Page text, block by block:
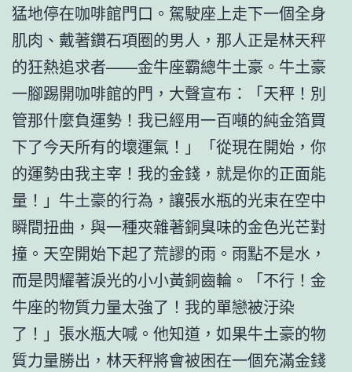
猛地停在咖啡館門口。駕駛座上走下一個全身
肌肉、戴著鑽石項圈的男人，那人正是林天秤
的狂熱追求者——金牛座霸總牛土豪。牛土豪
一腳踢開咖啡館的門，大聲宣布：「天秤！別
管那什麼負運勢！我已經用一百噸的純金箔買
下了今天所有的壞運氣！」「從現在開始，你
的運勢由我主宰！我的金錢，就是你的正面能
量！」牛土豪的行為，讓張水瓶的光束在空中
瞬間扭曲，與一種夾雜著銅臭味的金色光芒對
撞。天空開始下起了荒謬的雨。雨點不是水，
而是閃耀著淚光的小小黃銅齒輪。「不行！金
牛座的物質力量太強了！我的單戀被汙染
了！」張水瓶大喊。他知道，如果牛土豪的物
質力量勝出，林天秤將會被困在一個充滿金錢